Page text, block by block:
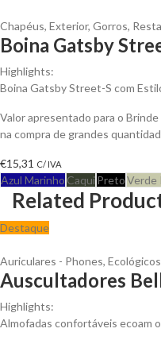
Chapéus, Exterior, Gorros,
Boina Gatsby
Highlights:
Boina Gatsby Street-S com
Valor apresentado para o
na compra de grandes
€15,31 C/ IVA
Azul Marinho CaquiPretoVerde
Related
Destaque
Auriculares - Phones,
Auscultadores
Highlights:
Almofadas confortáveis ecoam